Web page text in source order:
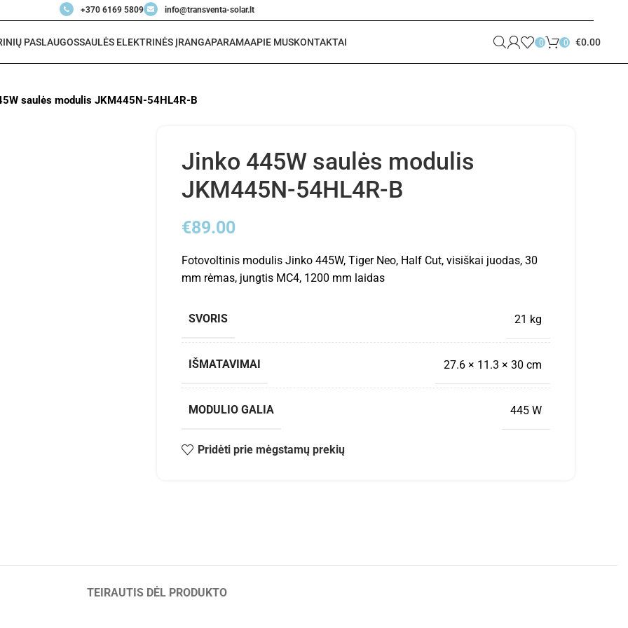
+370 6169 5809 info@transventa-solar.lt
PASLAUGOSSAULĖS ELEKTRINĖS ĮRANGAPARAMAAPIE MUSKONTAKTAI 0 0 €0.00
saulės modulis JKM445N-54HL4R-B
Jinko 445W saulės modulis
JKM445N-54HL4R-B
€89.00
Fotovoltinis modulis Jinko 445W, Tiger Neo, Half Cut, visiškai juodas, 30
mm rėmas, jungtis MC4, 1200 mm laidas
SVORIS 21 kg
IŠMATAVIMAI 27.6 × 11.3 × 30 cm
MODULIO GALIA 445 W
Pridėti prie mėgstamų prekių
TEIRAUTIS DĖL PRODUKTO